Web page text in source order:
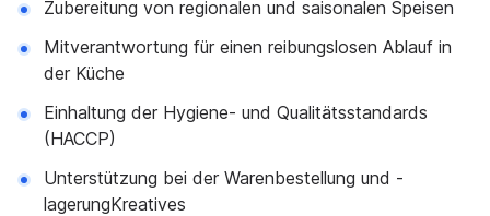
Zubereitung von regionalen und saisonalen Speisen
Mitverantwortung für einen reibungslosen Ablauf in
der Küche
Einhaltung der Hygiene- und Qualitätsstandards
(HACCP)
Unterstützung bei der Warenbestellung und -
lagerungKreatives